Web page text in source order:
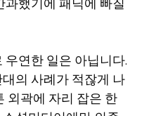
했기에 패닉에 빠질
연한 일은 아닙니다.
의 사례가 적잖게 나
외곽에 자리 잡은 한